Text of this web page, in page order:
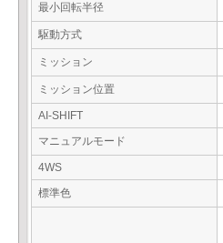
最小回転半径
駆動方式
ミッション
ミッション位置
AI-SHIFT
マニュアルモード
4WS
標準色